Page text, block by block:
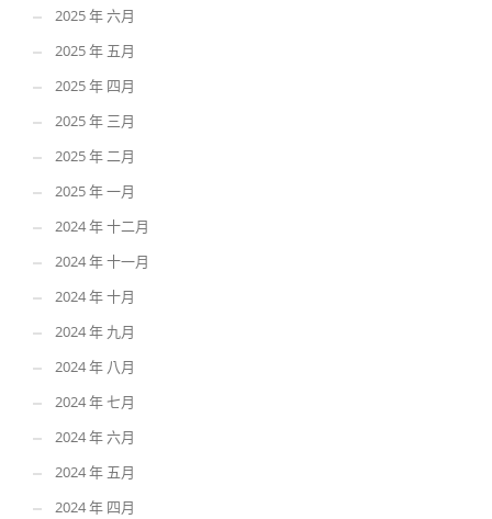
2025 年 六月
2025 年 五月
2025 年 四月
2025 年 三月
2025 年 二月
2025 年 一月
2024 年 十二月
2024 年 十一月
2024 年 十月
2024 年 九月
2024 年 八月
2024 年 七月
2024 年 六月
2024 年 五月
2024 年 四月